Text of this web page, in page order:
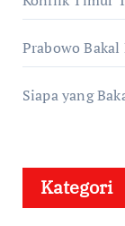
Prabowo
Siapa yang
Kategori